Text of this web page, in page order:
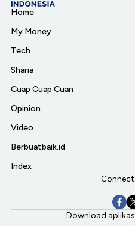
Home
My Money
Tech
Sharia
Cuap Cuap Cuan
Opinion
Video
Berbuatbaik.id
Index
Connect
Download